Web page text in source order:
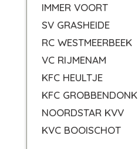
IMMER VOORT
SV GRASHEIDE
RC WESTMEERBEEK
VC RIJMENAM
KFC HEULTJE
KFC GROBBENDONK
NOORDSTAR KVV
KVC BOOISCHOT